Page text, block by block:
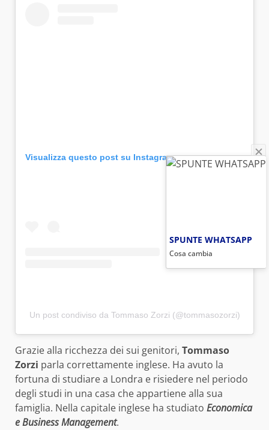
Visualizza questo post su Instagram
Un post condiviso da Tommaso Zorzi (@tommasozorzi)
Grazie alla ricchezza dei sui genitori, Tommaso
Zorzi parla correttamente inglese. Ha avuto la
fortuna di studiare a Londra e risiedere nel periodo
degli studi in una casa che appartiene alla sua
famiglia. Nella capitale inglese ha studiato Economica
e Business Management.
SPUNTE WHATSAPP
Cosa cambia